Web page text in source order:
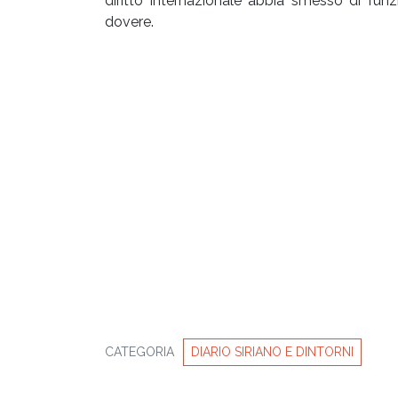
dovere.
CATEGORIA DIARIO SIRIANO E DINTORNI